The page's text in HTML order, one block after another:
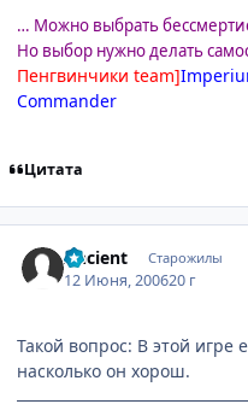
… Можно выбрать
Но выбор нужно делать
Пенгвинчики team]
Commander
Цитата
Ancient Старожилы
12 Июня, 200620 г
Такой вопрос: В этой игре
насколько он хорош.